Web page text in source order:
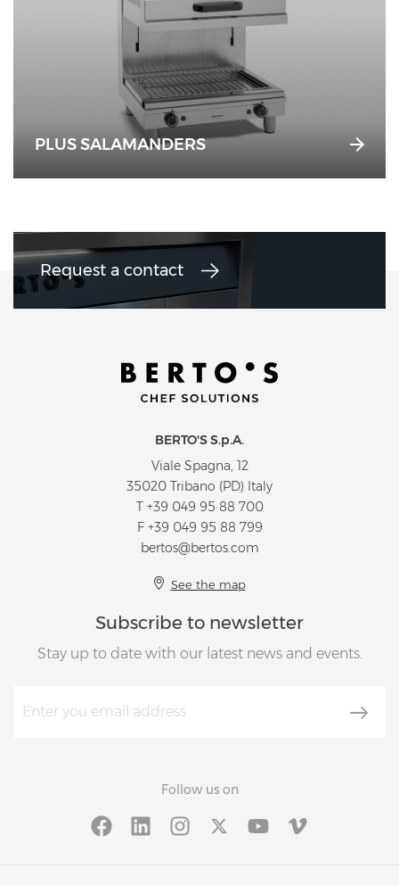
PLUS SALAMANDERS
Request a contact
BERTO'S S.p.A.
Viale Spagna, 12
35020 Tribano (PD) Italy
T +39 049 95 88 700
F +39 049 95 88 799
bertos@bertos.com
See the map
Subscribe to newsletter
Stay up to date with our latest news and events.
Follow us on